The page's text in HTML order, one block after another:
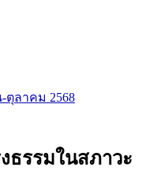
ตุลาคม 2568
ธรรมในสภาวะ